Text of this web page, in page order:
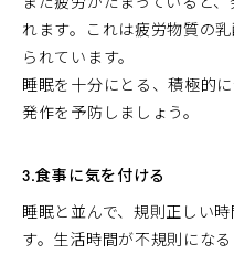
れます。これは疲労物質の
られています。
睡眠を十分にとる、積極的
発作を予防しましょう。
3.食事に気を付ける
睡眠と並んで、規則正しい
す。生活時間が不規則にな